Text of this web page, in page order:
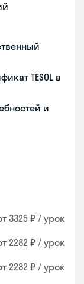
TESOL в
и
3325 ₽ / урок
2282 ₽ / урок
2282 ₽ / урок